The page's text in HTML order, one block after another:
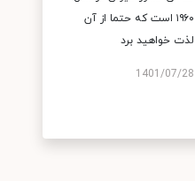
۱۹۶۰ است که حتما از آن
لذت خواهید برد
1401/07/28